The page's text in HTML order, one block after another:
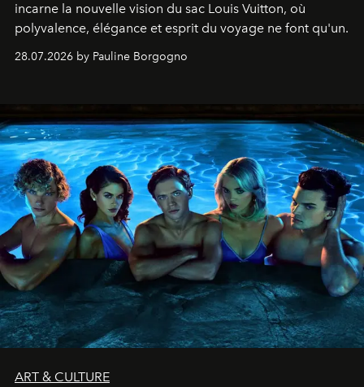
incarne la nouvelle vision du sac Louis Vuitton, où
polyvalence, élégance et esprit du voyage ne font qu'un.
28.07.2026 by Pauline Borgogno
ART & CULTURE